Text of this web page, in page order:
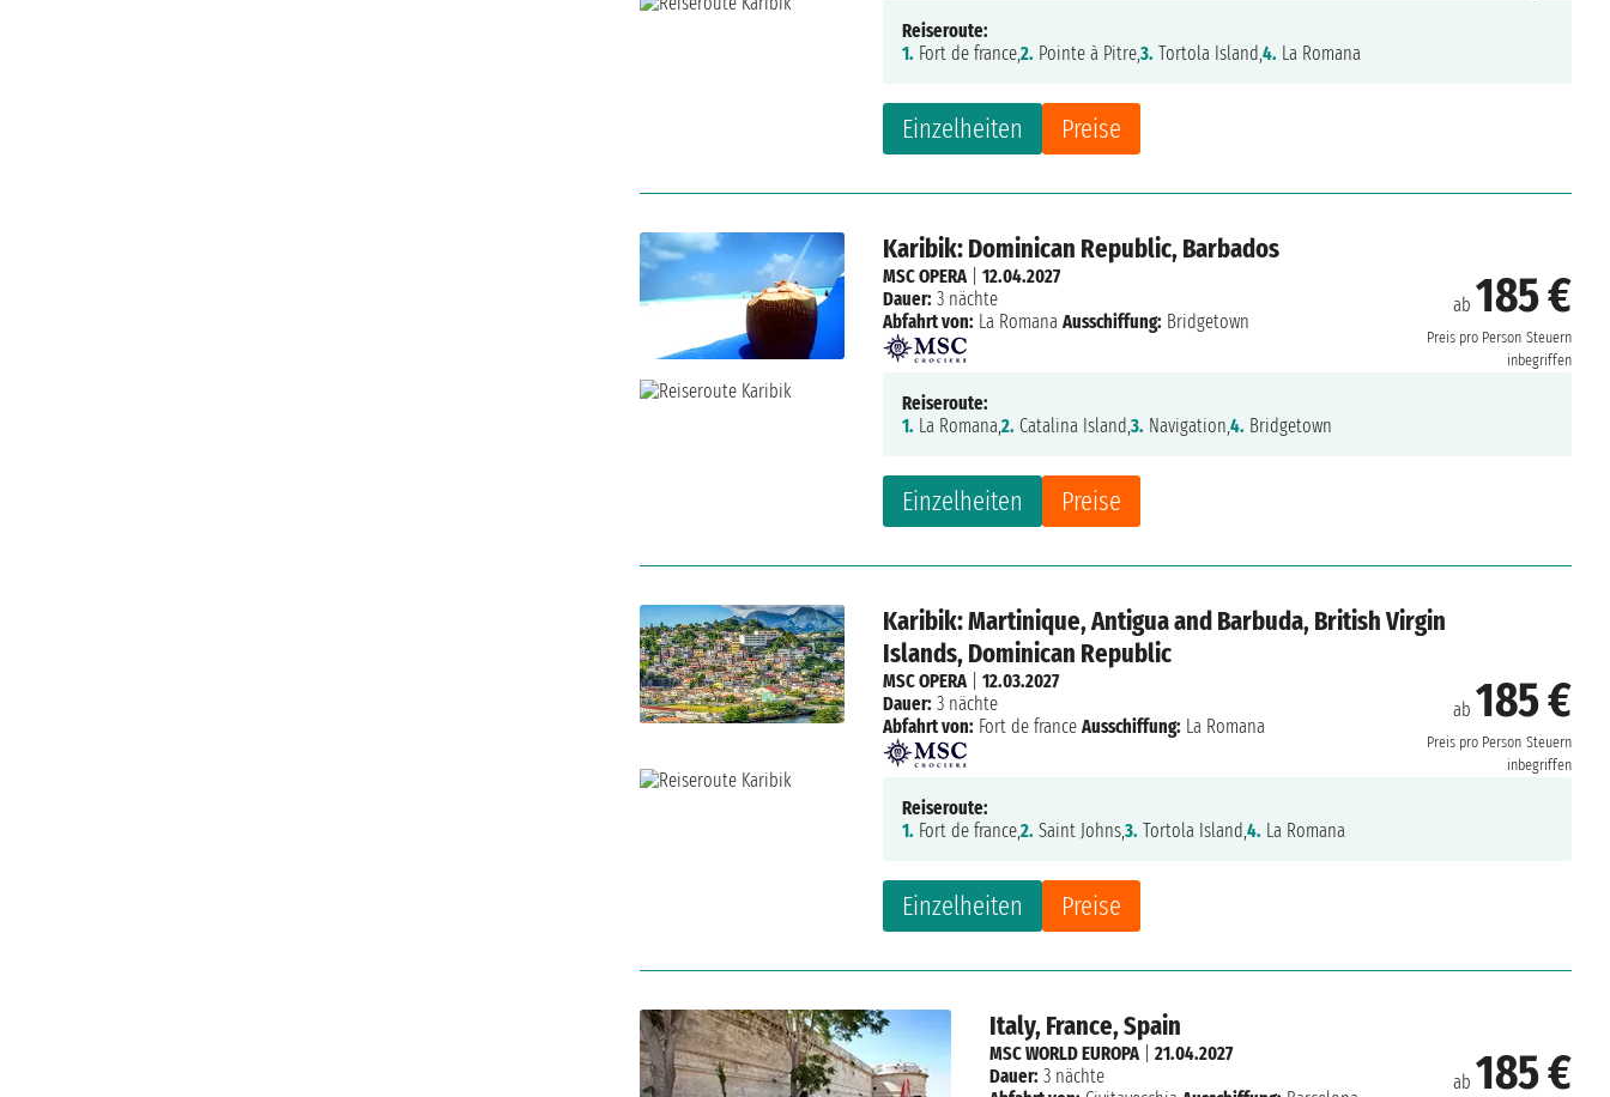
Einzelheiten Preise
Reiseroute:
1. Fort de france,2. Pointe à Pitre,3. Tortola Island,4. La Romana
Karibik: Dominican Republic, Barbados
ab 185 €
Preis pro Person Steuern
inbegriffen
Einzelheiten Preise
MSC OPERA| 12.04.2027
Dauer: 3 nächte
Abfahrt von: La Romana Ausschiffung: Bridgetown
Reiseroute:
1. La Romana,2. Catalina Island,3. Navigation,4. Bridgetown
Karibik: Martinique, Antigua and Barbuda, British Virgin
Islands, Dominican Republic
ab 185 €
Preis pro Person Steuern
inbegriffen
Einzelheiten Preise
MSC OPERA| 12.03.2027
Dauer: 3 nächte
Abfahrt von: Fort de france Ausschiffung: La Romana
Reiseroute:
1. Fort de france,2. Saint Johns,3. Tortola Island,4. La Romana
Italy, France, Spain
ab 185 €
MSC WORLD EUROPA| 21.04.2027
Dauer: 3 nächte